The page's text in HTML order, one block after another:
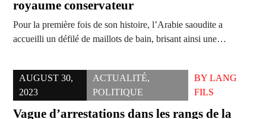
royaume conservateur
Pour la première fois de son histoire, l’Arabie saoudite a
accueilli un défilé de maillots de bain, brisant ainsi une…
AUGUST 30,
2023
ACTUALITÉ,
POLITIQUE
BY LANG
FILS
Vague d’arrestations dans les rangs de la